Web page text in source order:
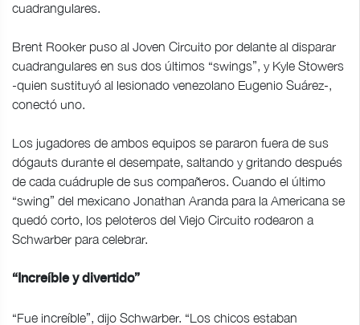
cuadrangulares.
Brent Rooker puso al Joven Circuito por delante al disparar
cuadrangulares en sus dos últimos “swings”, y Kyle Stowers
-quien sustituyó al lesionado venezolano Eugenio Suárez-,
conectó uno.
Los jugadores de ambos equipos se pararon fuera de sus
dógauts durante el desempate, saltando y gritando después
de cada cuádruple de sus compañeros. Cuando el último
“swing” del mexicano Jonathan Aranda para la Americana se
quedó corto, los peloteros del Viejo Circuito rodearon a
Schwarber para celebrar.
“Increíble y divertido”
“Fue increíble”, dijo Schwarber. “Los chicos estaban